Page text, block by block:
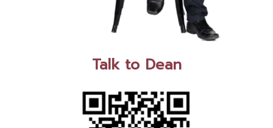
Talk to Dean